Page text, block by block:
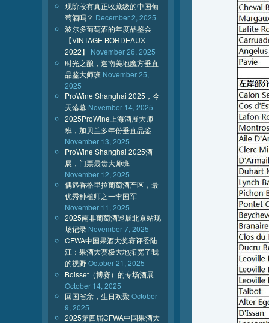
现阶段有真正收藏级的中国葡
萄酒吗？ December 2, 2025
波尔多葡萄酒的年度品鉴会
【VINTAGE BORDEAUX
2022】
November 26, 2025
时光之酿，迦南美地魔方垂直
品鉴大师班 November 25,
2025
ProWine Shanghai 2025，今
天落幕 November 14, 2025
2025ProWine上海酒展大师
班，加贝兰多年份垂直品鉴
November 13, 2025
ProWine Shanghai 2025酒
展，门票最贵大师班
November 12, 2025
偶遇香格里拉葡萄酒产区，最
优秀种植师之一李国军
November 11, 2025
2025南非葡萄酒巡展北京站现
场记录 November 7, 2025
CFWA中国果酒大奖赛评委陆
江：果酒大赛极大地拓宽了我
的视野October 21, 2025
Boisset（博赛）的专场酒展
October 14, 2025
回国省亲，生日欢聚 October
9, 2025
2025第四届CFWA中国果酒大